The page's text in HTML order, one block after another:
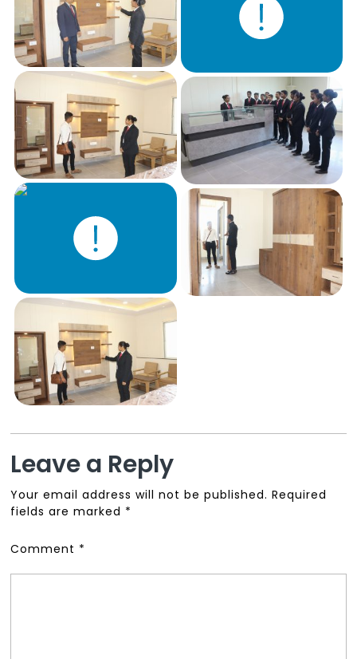
Leave a Reply
Your email address will not be published. Required
fields are marked *
Comment *